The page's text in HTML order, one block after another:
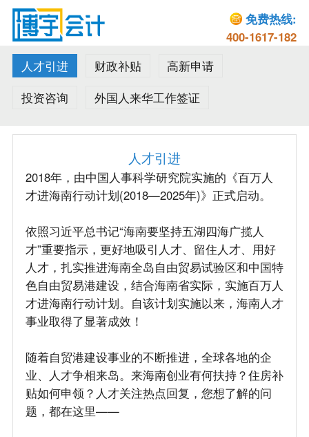
免费热线:
400-1617-182
人才引进
财政补贴
高新申请
投资咨询
外国人来华工作签证
人才引进
2018年，由中国人事科学研究院实施的《百万人
才进海南行动计划(2018—2025年)》正式启动。
依照习近平总书记“海南要坚持五湖四海广揽人
才”重要指示，更好地吸引人才、留住人才、用好
人才，扎实推进海南全岛自由贸易试验区和中国特
色自由贸易港建设，结合海南省实际，实施百万人
才进海南行动计划。自该计划实施以来，海南人才
事业取得了显著成效！
随着自贸港建设事业的不断推进，全球各地的企
业、人才争相来岛。来海南创业有何扶持？住房补
贴如何申领？人才关注热点回复，您想了解的问
题，都在这里——